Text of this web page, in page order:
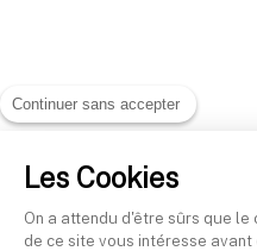
Continuer sans accepter
Les Cookies
On a attendu d'être sûrs que le
de ce site vous intéresse avant